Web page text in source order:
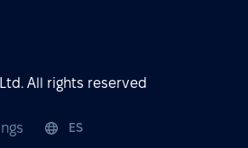
All rights reserved
ES